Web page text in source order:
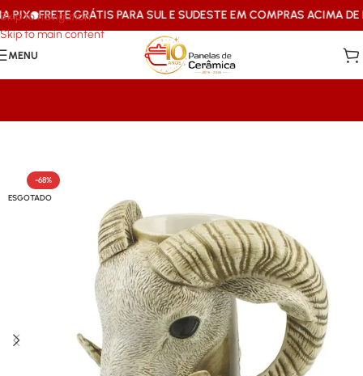
Skip to navigation
Skip to main content
FRETE GRÁTIS PARA SUL E SUDESTE EM COMPRAS ACIMA DE
MENU
-68%
ESGOTADO